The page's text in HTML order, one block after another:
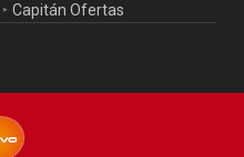
Capitán Ofertas